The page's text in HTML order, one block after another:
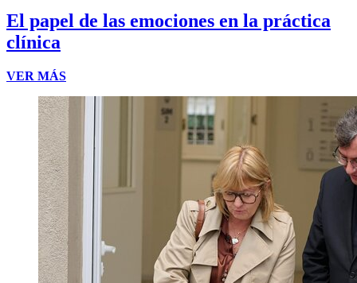
El papel de las emociones en la práctica
clínica
VER MÁS